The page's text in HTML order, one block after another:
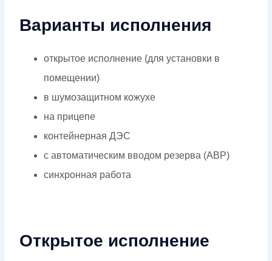
Варианты исполнения
открытое исполнение (для установки в
помещении)
в шумозащитном кожухе
на прицепе
контейнерная ДЭС
с автоматическим вводом резерва (АВР)
синхронная работа
Открытое исполнение